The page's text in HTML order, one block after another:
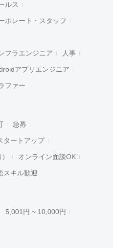
ルス
ポレート・スタッフ
フラエンジニア 人事
アプリエンジニア
ファー
急募
タートアップ
オンライン面談OK
スキル歓迎
5,001円 ~ 10,000円